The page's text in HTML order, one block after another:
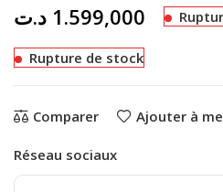
1.599,000 د.ت
Rupture de stock
Comparer Ajouter à
Réseau sociaux